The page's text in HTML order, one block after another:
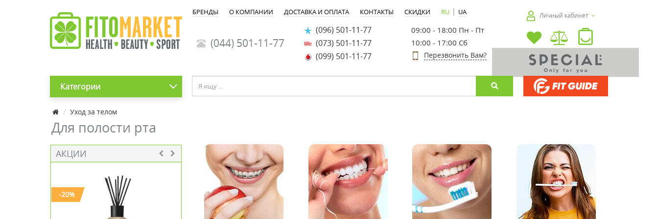
БРЕНДЫ О КОМПАНИИ ДОСТАВКА И ОПЛАТА КОНТАКТЫ СКИДКИ RU | UA
(044) 501-11-77
(096) 501-11-77
(073) 501-11-77
(099) 501-11-77
09:00 - 18:00 Пн - Пт
10:00 - 17:00 Сб
Перезвонить Вам?
Личный кабинет
Категории
Уход за телом
Для полости рта
АКЦИИ
-20% -30% -20% -20%